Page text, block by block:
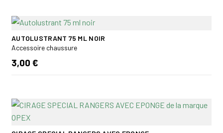
AUTOLUSTRANT 75 ML NOIR
Accessoire chaussure
3,00 €